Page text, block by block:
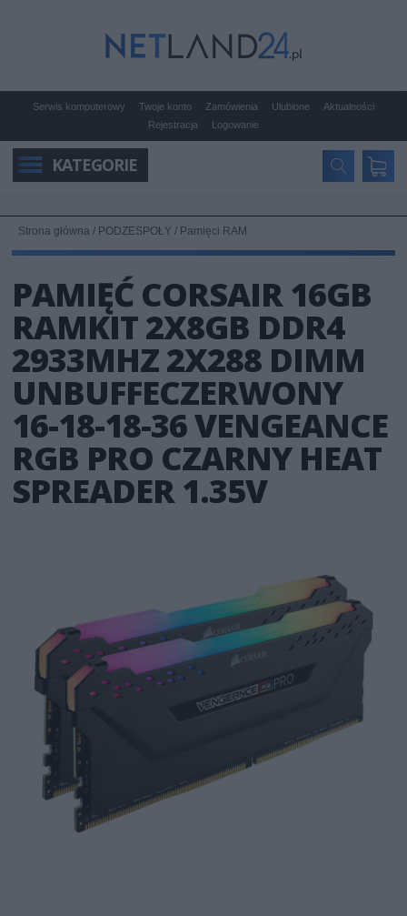
Serwis komputerowy Twoje konto Zamówienia Ulubione
Aktualności
Rejestracja
Logowanie
KATEGORIE
Strona główna / PODZESPOŁY / Pamięci RAM
PAMIĘĆ CORSAIR 16GB
RAMKIT 2X8GB DDR4
2933MHZ 2X288 DIMM
UNBUFFECZERWONY
16-18-18-36 VENGEANCE
RGB PRO CZARNY HEAT
SPREADER 1.35V